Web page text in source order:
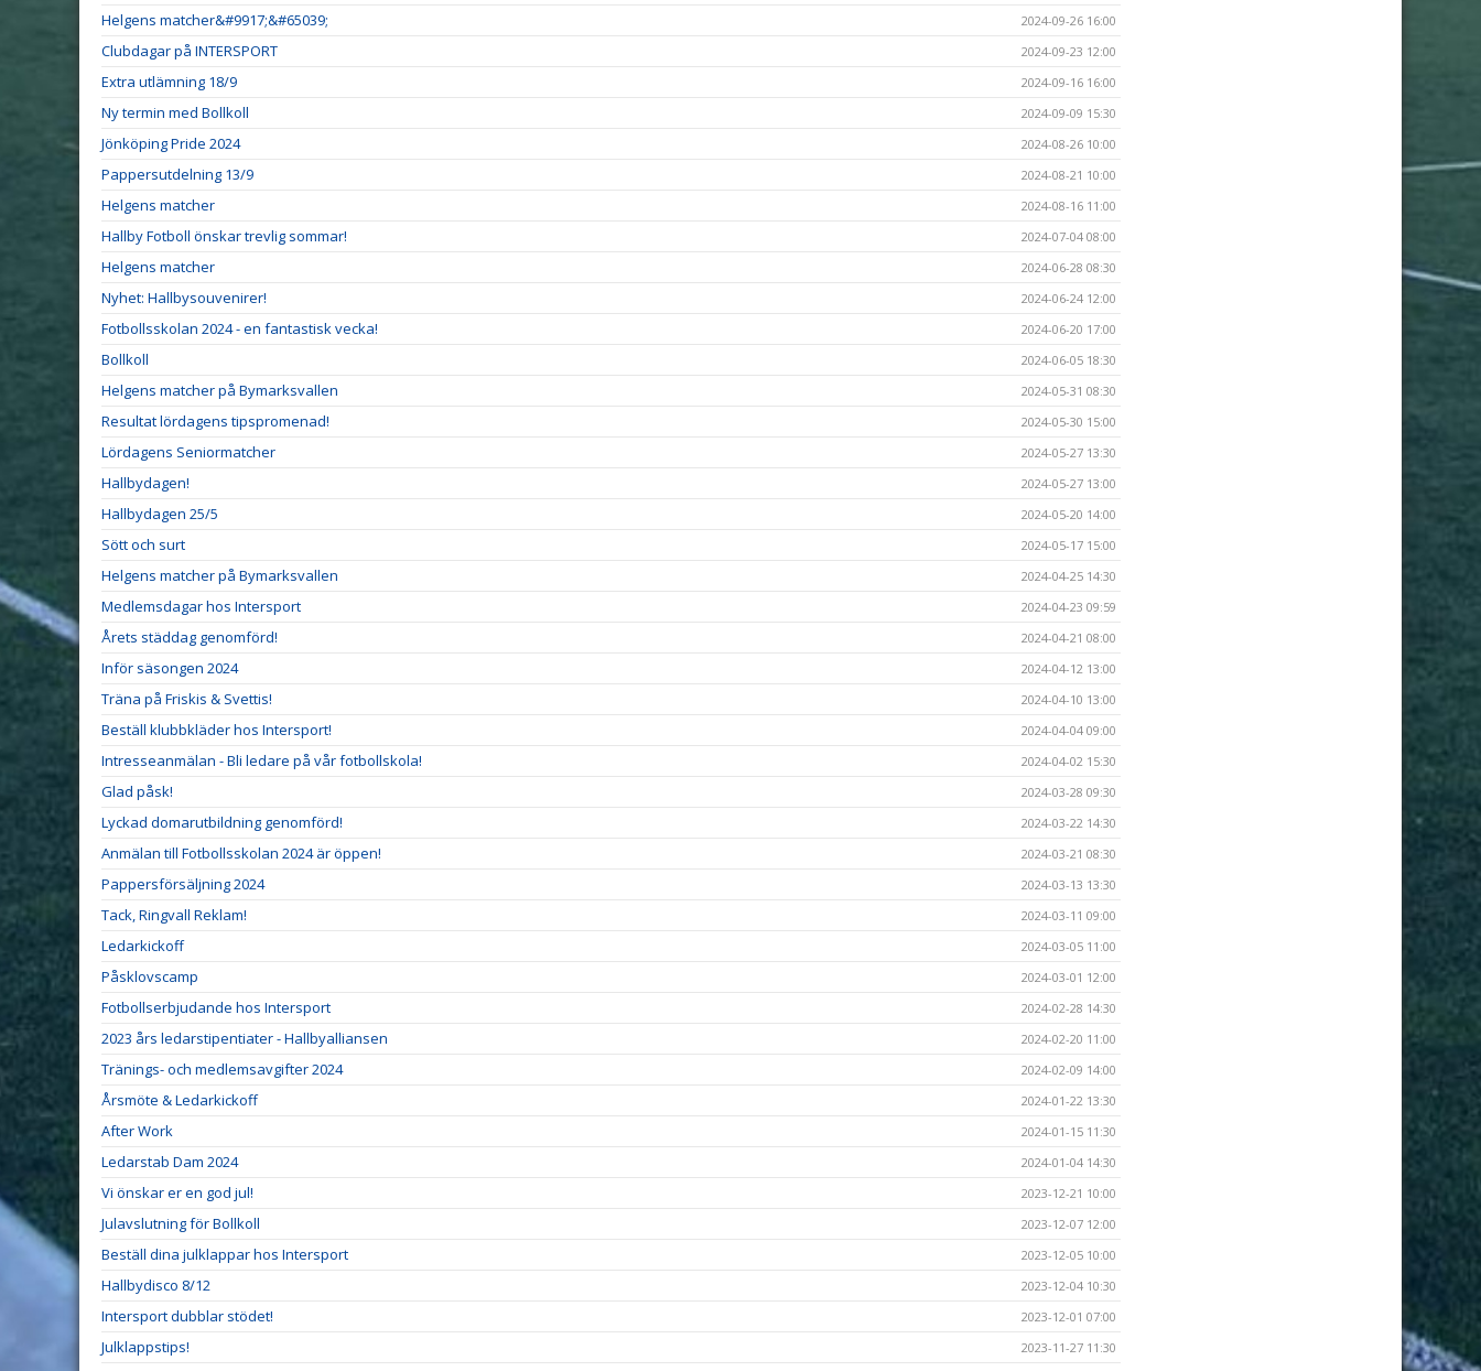
Helgens matcher&#9917;&#65039; 2024-09-26 16:00
Clubdagar på INTERSPORT 2024-09-23 12:00
Extra utlämning 18/9 2024-09-16 16:00
Ny termin med Bollkoll 2024-09-09 15:30
Jönköping Pride 2024 2024-08-26 10:00
Pappersutdelning 13/9 2024-08-21 10:00
Helgens matcher 2024-08-16 11:00
Hallby Fotboll önskar trevlig sommar! 2024-07-04 08:00
Helgens matcher 2024-06-28 08:30
Nyhet: Hallbysouvenirer! 2024-06-24 12:00
Fotbollsskolan 2024 - en fantastisk vecka! 2024-06-20 17:00
Bollkoll 2024-06-05 18:30
Helgens matcher på Bymarksvallen 2024-05-31 08:30
Resultat lördagens tipspromenad! 2024-05-30 15:00
Lördagens Seniormatcher 2024-05-27 13:30
Hallbydagen! 2024-05-27 13:00
Hallbydagen 25/5 2024-05-20 14:00
Sött och surt 2024-05-17 15:00
Helgens matcher på Bymarksvallen 2024-04-25 14:30
Medlemsdagar hos Intersport 2024-04-23 09:59
Årets städdag genomförd! 2024-04-21 08:00
Inför säsongen 2024 2024-04-12 13:00
Träna på Friskis & Svettis! 2024-04-10 13:00
Beställ klubbkläder hos Intersport! 2024-04-04 09:00
Intresseanmälan - Bli ledare på vår fotbollskola! 2024-04-02 15:30
Glad påsk! 2024-03-28 09:30
Lyckad domarutbildning genomförd! 2024-03-22 14:30
Anmälan till Fotbollsskolan 2024 är öppen! 2024-03-21 08:30
Pappersförsäljning 2024 2024-03-13 13:30
Tack, Ringvall Reklam! 2024-03-11 09:00
Ledarkickoff 2024-03-05 11:00
Påsklovscamp 2024-03-01 12:00
Fotbollserbjudande hos Intersport 2024-02-28 14:30
2023 års ledarstipentiater - Hallbyalliansen 2024-02-20 11:00
Tränings- och medlemsavgifter 2024 2024-02-09 14:00
Årsmöte & Ledarkickoff 2024-01-22 13:30
After Work 2024-01-15 11:30
Ledarstab Dam 2024 2024-01-04 14:30
Vi önskar er en god jul! 2023-12-21 10:00
Julavslutning för Bollkoll 2023-12-07 12:00
Beställ dina julklappar hos Intersport 2023-12-05 10:00
Hallbydisco 8/12 2023-12-04 10:30
Intersport dubblar stödet! 2023-12-01 07:00
Julklappstips! 2023-11-27 11:30